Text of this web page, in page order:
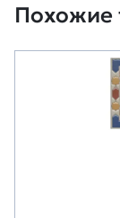
Похожие